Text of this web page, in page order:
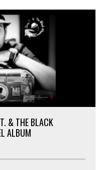
& THE BLACK
ALBUM